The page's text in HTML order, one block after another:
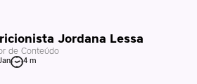
Jordana Lessa
de Conteúdo
4 m